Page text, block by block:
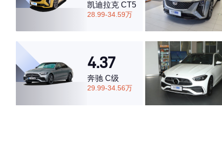
凯迪拉克 CT5
28.99-34.59万
4.37
奔驰 C级
29.99-34.56万